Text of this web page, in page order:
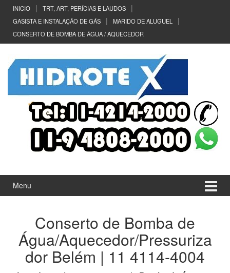
Conteúdo
Pular
menu
principal
INICIO
TRT, ART, PERÍCIAS E LAUDOS
GASISTA E INSTALAÇÃO DE GÁS
MARIDO DE ALUGUEL
CONSERTO DE BOMBA DE ÁGUA / AQUECEDOR
Menu
Conserto de Bomba de
Água/Aquecedor/Pressuriza
dor Belém | 11 4114-4004